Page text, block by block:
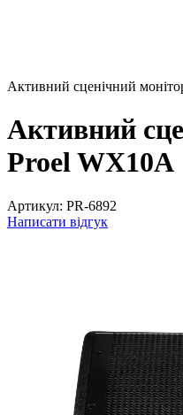
Активний сценічний
Активний
Proel WX10A
Артикул: PR-6892
Написати відгук